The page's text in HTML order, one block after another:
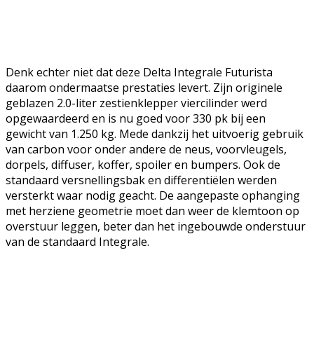
Denk echter niet dat deze Delta Integrale Futurista
daarom ondermaatse prestaties levert. Zijn originele
geblazen 2.0-liter zestienklepper viercilinder werd
opgewaardeerd en is nu goed voor 330 pk bij een
gewicht van 1.250 kg. Mede dankzij het uitvoerig gebruik
van carbon voor onder andere de neus, voorvleugels,
dorpels, diffuser, koffer, spoiler en bumpers. Ook de
standaard versnellingsbak en differentiëlen werden
versterkt waar nodig geacht. De aangepaste ophanging
met herziene geometrie moet dan weer de klemtoon op
overstuur leggen, beter dan het ingebouwde onderstuur
van de standaard Integrale.